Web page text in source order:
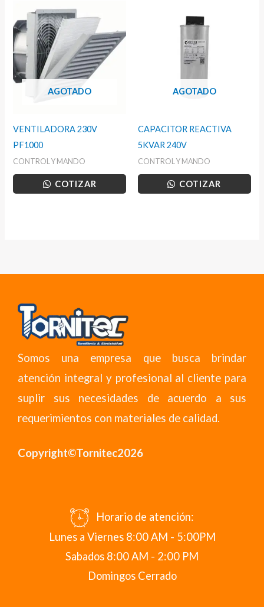
AGOTADO
VENTILADORA 230V
PF1000
CONTROL Y MANDO
COTIZAR
AGOTADO
CAPACITOR REACTIVA
5KVAR 240V
CONTROL Y MANDO
COTIZAR
Somos una empresa que busca brindar
atención integral y profesional al cliente para
suplir sus necesidades de acuerdo a sus
requerimientos con materiales de calidad.
Copyright©Tornitec2026
Horario de atención:
Lunes a Viernes 8:00 AM - 5:00PM
Sabados 8:00 AM - 2:00 PM
Domingos Cerrado